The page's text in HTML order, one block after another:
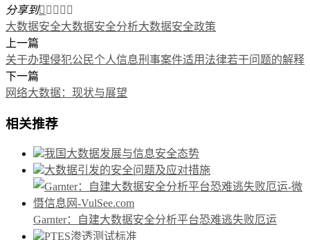
分享到    
大数据安全大数据安全分析大数据安全政策
上一篇
关于办理侵犯公民个人信息刑事案件适用法律若干问题的解释
下一篇
网络大数据：现状与展望
相关推荐
我国大数据发展与信息安全态势
大数据引发的安全问题及应对措施
Garnter：自建大数据安全分析平台恐难逃失败厄运
PTES渗透测试标准